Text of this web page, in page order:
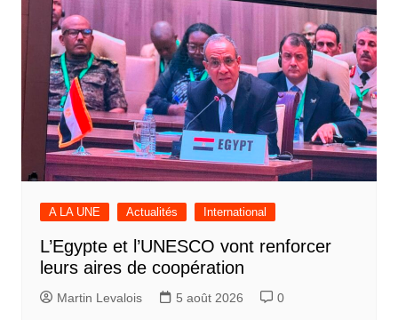
A LA UNE Actualités International
L’Egypte et l’UNESCO vont renforcer
leurs aires de coopération
Martin Levalois 5 août 2026 0